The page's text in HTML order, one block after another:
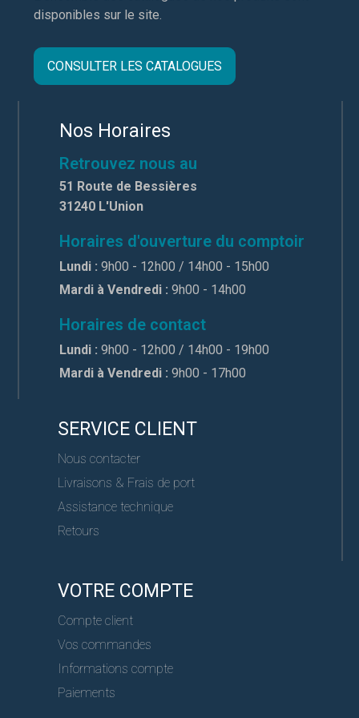
disponibles sur le site.
CONSULTER LES CATALOGUES
Nos Horaires
Retrouvez nous au
51 Route de Bessières
31240 L'Union
Horaires d'ouverture du comptoir
Lundi : 9h00 - 12h00 / 14h00 - 15h00
Mardi à Vendredi : 9h00 - 14h00
Horaires de contact
Lundi : 9h00 - 12h00 / 14h00 - 19h00
Mardi à Vendredi : 9h00 - 17h00
SERVICE CLIENT
Nous contacter
Livraisons & Frais de port
Assistance technique
Retours
VOTRE COMPTE
Compte client
Vos commandes
Informations compte
Paiements